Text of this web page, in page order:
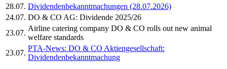
28.07. Dividendenbekanntmachungen (28.07.2026)
24.07. DO & CO AG: Dividende 2025/26
23.07.
Airline catering company DO & CO rolls out new animal
welfare standards
23.07.
PTA-News: DO & CO Aktiengesellschaft:
Dividendenbekanntmachung